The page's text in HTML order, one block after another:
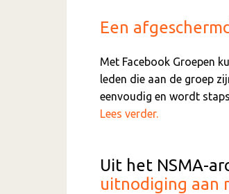
Een
Met Facebook Groepen
leden die aan de groep
eenvoudig en wordt
Lees verder.
Uit het NSMA-
uitnodiging aan